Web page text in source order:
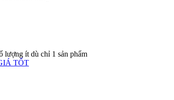
lượng ít dù chỉ 1 sản phẩm
TỐT